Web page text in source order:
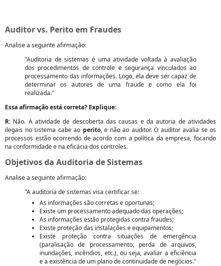
Auditor vs. Perito em Fraudes
Analise a seguinte afirmação:
"Auditoria de sistemas é uma atividade voltada à avaliação
dos procedimentos de controle e segurança vinculados ao
processamento das informações. Logo, ela deve ser capaz de
determinar os autores de uma fraude e como ela foi
realizada."
Essa afirmação está correta? Explique:
R: Não. A atividade de descoberta das causas e da autoria de atividades
ilegais no sistema cabe ao perito, e não ao auditor. O auditor avalia se os
processos estão ocorrendo de acordo com a política da empresa, focando
na conformidade e na eficácia dos controles.
Objetivos da Auditoria de Sistemas
Analise a seguinte afirmação:
"A auditoria de sistemas visa certificar se:
As informações são corretas e oportunas;
Existe um processamento adequado das operações;
As informações estão protegidas contra fraudes;
Existe proteção das instalações e equipamentos;
Existe proteção contra situações de emergência
(paralisação de processamento, perda de arquivos,
inundações, incêndios, etc.), ou seja, avaliar a eficiência
e a existência de um plano de continuidade de negócios."